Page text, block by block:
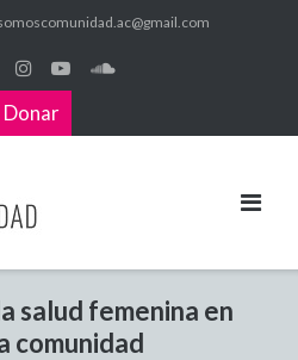
Donar
salud femenina en
comunidad